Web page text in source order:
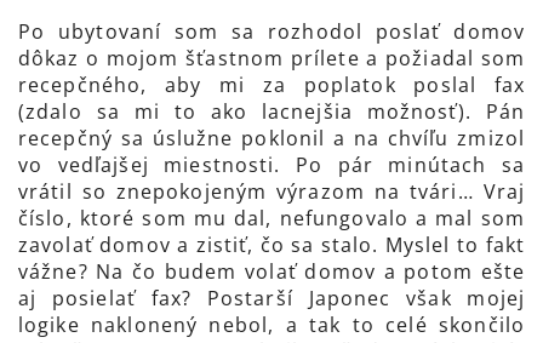
Po ubytovaní som sa rozhodol poslať domov
dôkaz o mojom šťastnom prílete a požiadal som
recepčného, aby mi za poplatok poslal fax
(zdalo sa mi to ako lacnejšia možnosť). Pán
recepčný sa úslužne poklonil a na chvíľu zmizol
vo vedľajšej miestnosti. Po pár minútach sa
vrátil so znepokojeným výrazom na tvári… Vraj
číslo, ktoré som mu dal, nefungovalo a mal som
zavolať domov a zistiť, čo sa stalo. Myslel to fakt
vážne? Na čo budem volať domov a potom ešte
aj posielať fax? Postarší Japonec však mojej
logike naklonený nebol, a tak to celé skončilo